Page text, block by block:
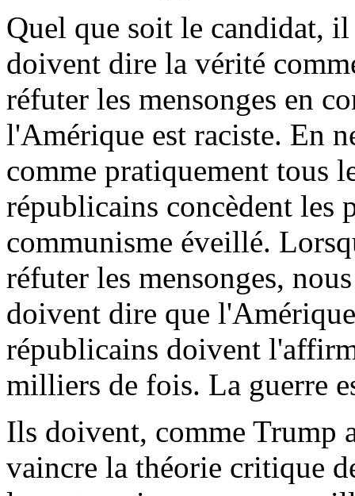
Quel que soit le candidat,
doivent dire la vérité
réfuter les mensonges en
l'Amérique est raciste. En
comme pratiquement tous
républicains concèdent les
communisme éveillé.
réfuter les mensonges,
doivent dire que
républicains doivent
milliers de fois. La guerre
Ils doivent, comme Trump
vaincre la théorie critique